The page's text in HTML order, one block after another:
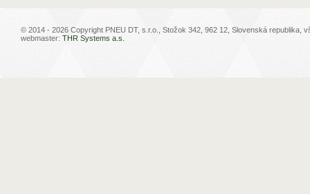
© 2014 - 2026 Copyright PNEU DT, s.r.o., Stožok 342, 962 12, Slovenská republika,
webmaster: THR Systems a.s.